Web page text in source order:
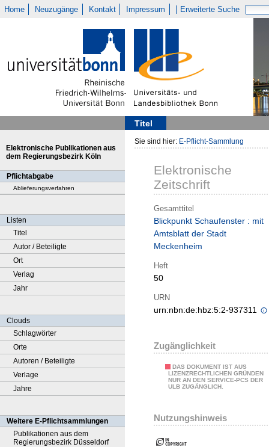
Home Neuzugänge Kontakt Impressum Erweiterte Suche
Titel
Elektronische Publikationen aus
dem Regierungsbezirk Köln
Pflichtabgabe
Ablieferungsverfahren
Listen
Titel
Autor / Beteiligte
Ort
Verlag
Jahr
Clouds
Schlagwörter
Orte
Autoren / Beteiligte
Verlage
Jahre
Weitere E-Pflichtsammlungen
Publikationen aus dem
Regierungsbezirk Düsseldorf
Sie sind hier: E-Pflicht-Sammlung
Elektronische
Zeitschrift
Gesamttitel
Blickpunkt Schaufenster : mit
Amtsblatt der Stadt
Meckenheim
Heft
50
URN
urn:nbn:de:hbz:5:2-937311
Zugänglichkeit
DAS DOKUMENT IST AUS
LIZENZRECHTLICHEN GRÜNDEN
NUR AN DEN SERVICE-PCS DER
ULB ZUGÄNGLICH.
Nutzungshinweis